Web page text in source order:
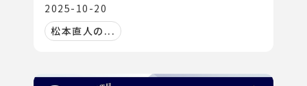
2025-10-20
松本直人の...